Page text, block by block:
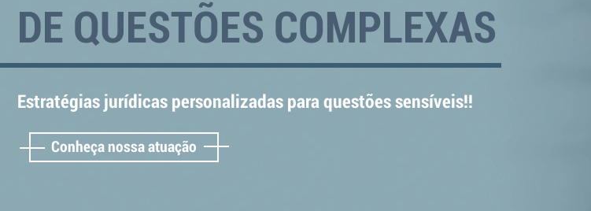
DE QUESTÕES COMPLEXAS
Estratégias jurídicas personalizadas para questões sensíveis!!
Conheça nossa atuação